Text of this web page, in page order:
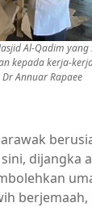
Al-Qadim
kepada kerja-
Annuar Rapaee
dijangka